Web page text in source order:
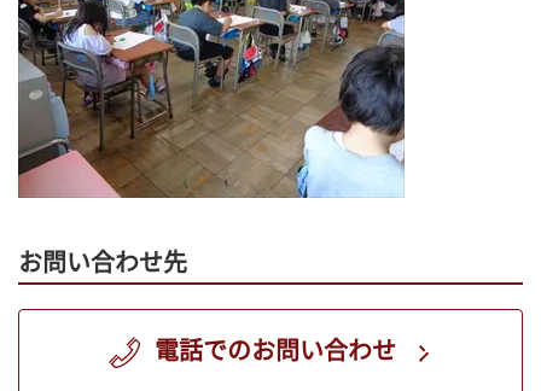
お問い合わせ先
電話でのお問い合わせ